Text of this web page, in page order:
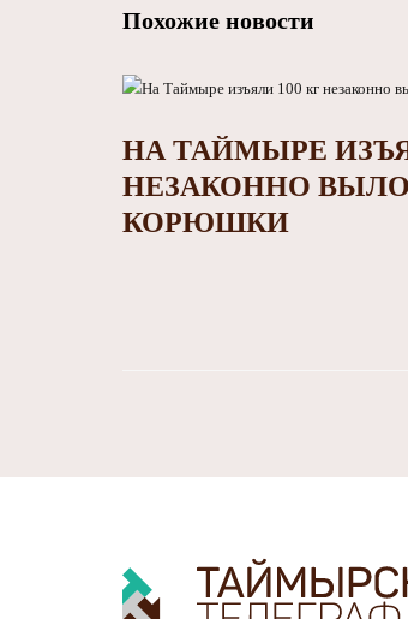
Похожие новости
НА ТАЙМЫРЕ
НЕЗАКОННО
КОРЮШКИ